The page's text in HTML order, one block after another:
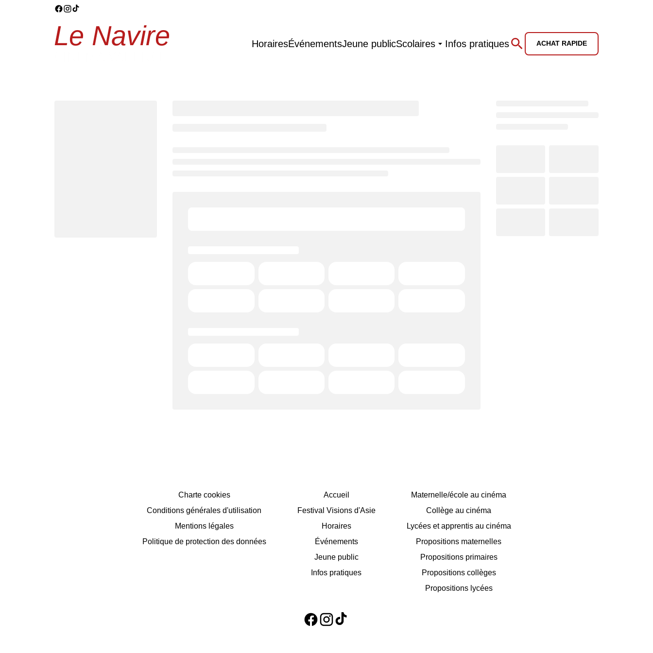
HorairesÉvénementsJeune publicScolaires Infos pratiques ACHAT RAPIDE
Charte cookies
Conditions générales d'utilisation
Mentions légales
Politique de protection des données
Accueil
Festival Visions d'Asie
Horaires
Événements
Jeune public
Infos pratiques
Maternelle/école au cinéma
Collège au cinéma
Lycées et apprentis au cinéma
Propositions maternelles
Propositions primaires
Propositions collèges
Propositions lycées